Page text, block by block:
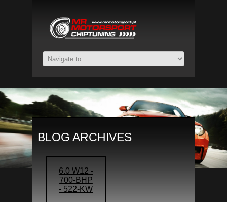
BLOG ARCHIVES
6.0 W12 -
700-BHP
- 522-KW